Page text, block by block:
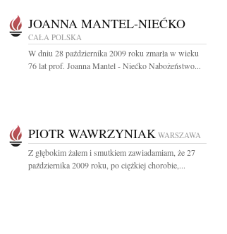
JOANNA MANTEL-NIEĆKO
CAŁA POLSKA
W dniu 28 października 2009 roku zmarła w wieku
76 lat prof. Joanna Mantel - Niećko Nabożeństwo...
PIOTR WAWRZYNIAK WARSZAWA
Z głębokim żalem i smutkiem zawiadamiam, że 27
października 2009 roku, po ciężkiej chorobie,...